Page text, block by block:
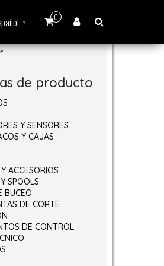
0
▼
de producto
Y SENSORES
Y CAJAS
ACCESORIOS
SPOOLS
BUCEO
DE CORTE
DE CONTROL